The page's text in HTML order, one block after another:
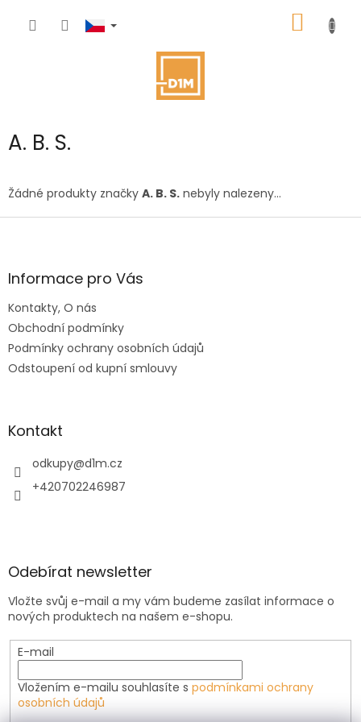
KOŠÍK
A. B. S.
Žádné produkty značky A. B. S. nebyly nalezeny...
Z
aInformace pro Vás
Kontakty, O nás
Obchodní podmínky
Podmínky ochrany osobních údajů
Odstoupení od kupní smlouvy
Kontakt
odkupy@d1m.cz
+420702246987
Odebírat newsletter
Vložte svůj e-mail a my vám budeme zasílat informace o
nových produktech na našem e-shopu.
E-mail
Vložením e-mailu souhlasíte s podmínkami ochrany
osobních údajů